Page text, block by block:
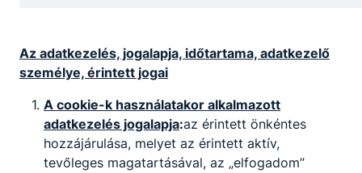
Az adatkezelés, jogalapja, időtartama, adatkezelő
személye, érintett jogai
A cookie-k használatakor alkalmazott
adatkezelés jogalapja:az érintett önkéntes
hozzájárulása, melyet az érintett aktív,
tevőleges magatartásával, az „elfogadom”